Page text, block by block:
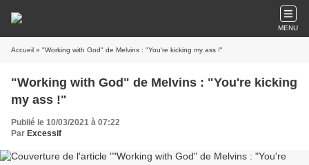
MENU
Accueil » "Working with God" de Melvins : "You're kicking my ass !"
"Working with God" de Melvins : "You're kicking
my ass !"
Publié le 10/03/2021 à 07:22
Par Excessif